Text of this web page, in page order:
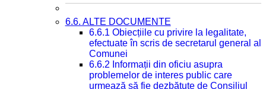
6.6. ALTE DOCUMENTE
6.6.1 Obiecțiile cu privire la legalitate,
efectuate în scris de secretarul general al
Comunei
6.6.2 Informații din oficiu asupra
problemelor de interes public care
urmează să fie dezbătute de Consiliul